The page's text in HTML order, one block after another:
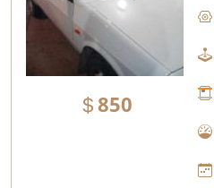
850